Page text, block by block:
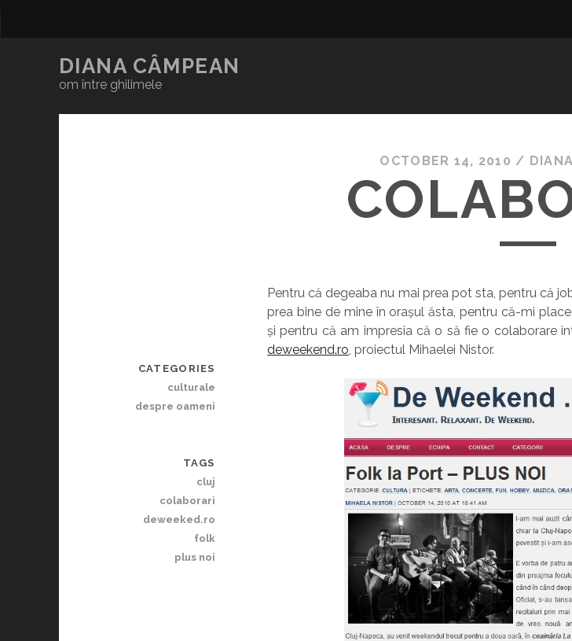
DIANA CÂMPEAN
om între ghilimele
OCTOBER 14, 2010 / DIANA
Pentru că degeaba nu mai prea pot sta, pentru că
prea bine de mine în orașul ăsta, pentru că-mi
și pentru că am impresia că o să fie o colaborare
deweekend.ro, proiectul Mihaelei Nistor.
CATEGORIES
culturale
despre oameni
TAGS
cluj
colaborari
deweeked.ro
folk
plus noi